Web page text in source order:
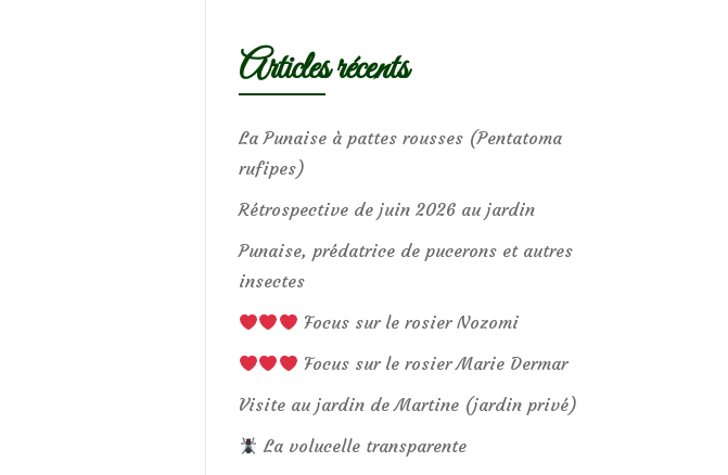
Articles récents
La Punaise à pattes rousses (Pentatoma
rufipes)
Rétrospective de juin 2026 au jardin
Punaise, prédatrice de pucerons et autres
insectes
Focus sur le rosier Nozomi
Focus sur le rosier Marie Dermar
Visite au jardin de Martine (jardin privé)
La volucelle transparente